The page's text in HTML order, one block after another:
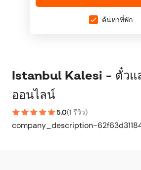
ค้นหาที่พัก
Istanbul Kalesi - ตั๋วแ
ออนไลน์
5.0(1 รีวิว)
company_description-